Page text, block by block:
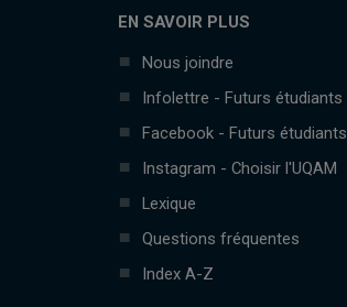
EN SAVOIR PLUS
Nous joindre
Infolettre - Futurs étudiants
Facebook - Futurs étudiants
Instagram - Choisir l'UQAM
Lexique
Questions fréquentes
Index A-Z